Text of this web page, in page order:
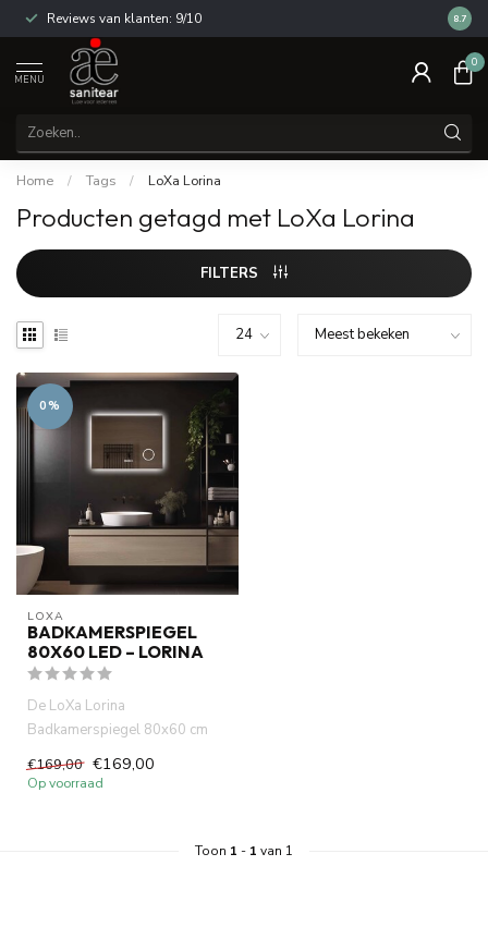
Reviews van klanten: 9/10 14
8.7
MENU
0
Home / Tags / LoXa Lorina
Producten getagd met LoXa Lorina
FILTERS
0%
LOXA
BADKAMERSPIEGEL
80X60 LED – LORINA
De LoXa Lorina
Badkamerspiegel 80x60 cm
combineert een strak design
met slimme f...
€169,00 €169,00
Op voorraad
Toon 1 - 1 van 1